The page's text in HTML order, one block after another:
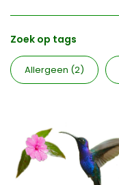
Zoek op tags
Allergeen (2)